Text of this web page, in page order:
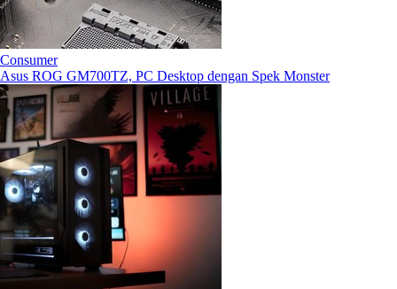
Consumer
Asus ROG GM700TZ, PC Desktop dengan Spek Monster